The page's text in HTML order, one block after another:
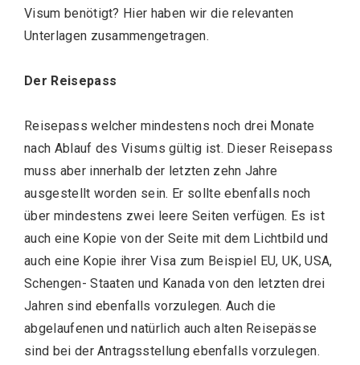
Visum benötigt? Hier haben wir die relevanten
Unterlagen zusammengetragen.
Der Reisepass
Reisepass welcher mindestens noch drei Monate
nach Ablauf des Visums gültig ist. Dieser Reisepass
muss aber innerhalb der letzten zehn Jahre
ausgestellt worden sein. Er sollte ebenfalls noch
über mindestens zwei leere Seiten verfügen. Es ist
auch eine Kopie von der Seite mit dem Lichtbild und
auch eine Kopie ihrer Visa zum Beispiel EU, UK, USA,
Schengen- Staaten und Kanada von den letzten drei
Jahren sind ebenfalls vorzulegen. Auch die
abgelaufenen und natürlich auch alten Reisepässe
sind bei der Antragsstellung ebenfalls vorzulegen.